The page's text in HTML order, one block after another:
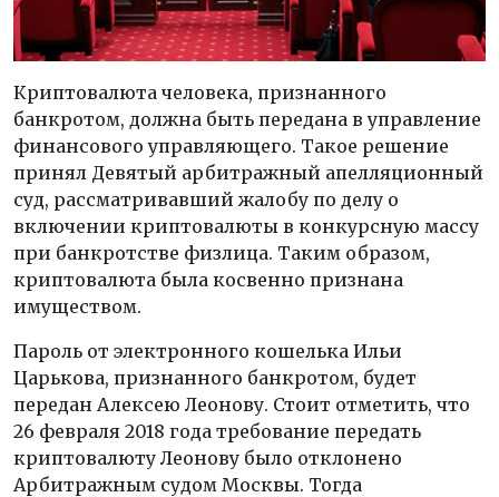
Криптовалюта человека, признанного
банкротом, должна быть передана в управление
финансового управляющего. Такое решение
принял Девятый арбитражный апелляционный
суд, рассматривавший жалобу по делу о
включении криптовалюты в конкурсную массу
при банкротстве физлица. Таким образом,
криптовалюта была косвенно признана
имуществом.
Пароль от электронного кошелька Ильи
Царькова, признанного банкротом, будет
передан Алексею Леонову. Стоит отметить, что
26 февраля 2018 года требование передать
криптовалюту Леонову было отклонено
Арбитражным судом Москвы. Тогда